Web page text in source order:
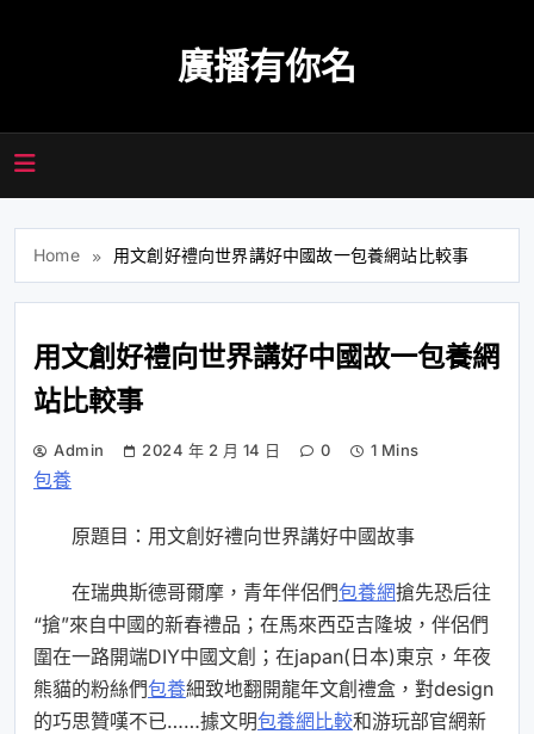
廣播有你名
Home 用文創好禮向世界講好中國故一包養網站比較事
用文創好禮向世界講好中國故一包養網
站比較事
Admin 2024 年 2 月 14 日 0 1 Mins
包養
原題目：用文創好禮向世界講好中國故事
在瑞典斯德哥爾摩，青年伴侶們包養網搶先恐后往
“搶”來自中國的新春禮品；在馬來西亞吉隆坡，伴侶們
圍在一路開端DIY中國文創；在japan(日本)東京，年夜
熊貓的粉絲們包養細致地翻開龍年文創禮盒，對design
的巧思贊嘆不已……據文明包養網比較和游玩部官網新